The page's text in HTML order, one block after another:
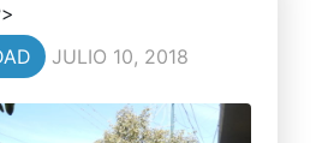
JULIO 10, 2018